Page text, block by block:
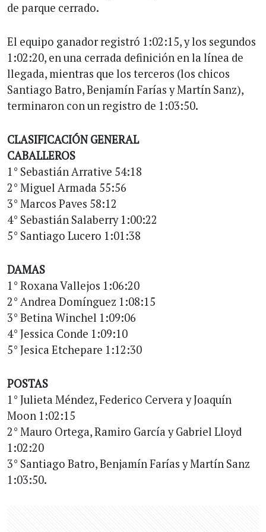
de parque cerrado.
El equipo ganador registró 1:02:15, y los segundos
1:02:20, en una cerrada definición en la línea de
llegada, mientras que los terceros (los chicos
Santiago Batro, Benjamín Farías y Martín Sanz),
terminaron con un registro de 1:03:50.
CLASIFICACIÓN GENERAL
CABALLEROS
1° Sebastián Arrative 54:18
2° Miguel Armada 55:56
3° Marcos Paves 58:12
4° Sebastián Salaberry 1:00:22
5° Santiago Lucero 1:01:38
DAMAS
1° Roxana Vallejos 1:06:20
2° Andrea Domínguez 1:08:15
3° Betina Winchel 1:09:06
4° Jessica Conde 1:09:10
5° Jesica Etchepare 1:12:30
POSTAS
1° Julieta Méndez, Federico Cervera y Joaquín
Moon 1:02:15
2° Mauro Ortega, Ramiro García y Gabriel Lloyd
1:02:20
3° Santiago Batro, Benjamín Farías y Martín Sanz
1:03:50.